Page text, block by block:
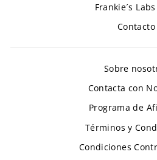
Frankie´s
Contacto
Sobre
Contacta con
Programa de
Términos y
Condiciones